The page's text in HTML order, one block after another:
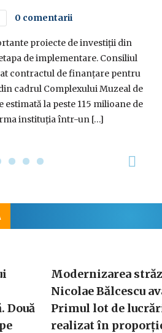
0 comentarii
proiecte de investiții din
de implementare. Consiliul
contractul de finanțare pentru
cadrul Complexului Muzeal de
la peste 115 milioane de
instituția într-un […]
Două
Modernizarea
Nicolae Bălcescu
Primul lot de
realizat în